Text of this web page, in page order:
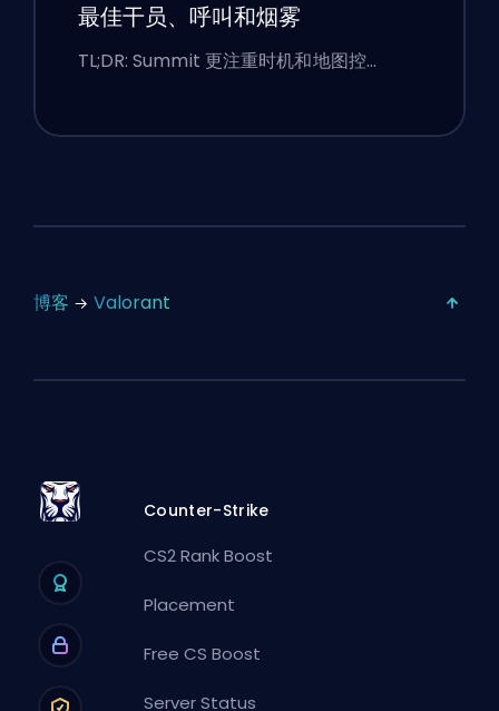
最佳干员、呼叫和烟雾
TL;DR: Summit 更注重时机和地图控…
博客 Valorant
Counter-Strike
CS2 Rank Boost
Placement
Free CS Boost
Server Status